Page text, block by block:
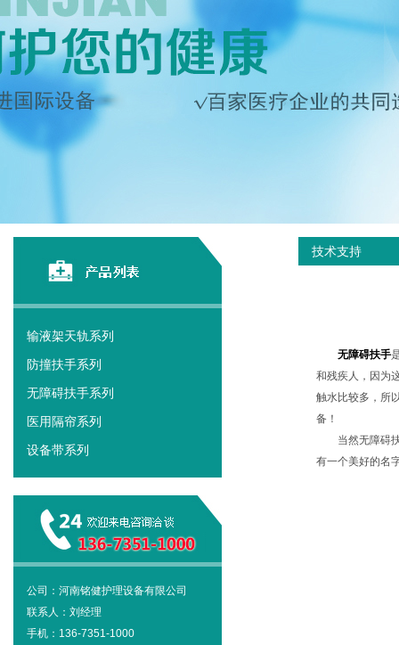
输液架天轨系列
防撞扶手系列
无障碍扶手系列
医用隔帘系列
设备带系列
公司：河南铭健护理设备有限公司
联系人：刘经理
手机：136-7351-1000
技术支持
无障碍扶手
和残疾人，因为
触水比较多，所
备！
当然无障碍
有一个美好的名